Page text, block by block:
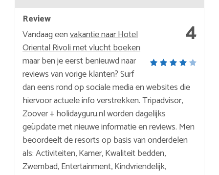
4
Review
Vandaag eenvakantie naar Hotel
Oriental Rivoli met vlucht boeken
maar ben je eerst benieuwd naar
reviews van vorige klanten? Surf
dan eens rond op sociale media en websites die
hiervoor actuele info verstrekken. Tripadvisor,
Zoover + holidayguru.nl worden dagelijks
geüpdate met nieuwe informatie en reviews. Men
beoordeelt de resorts op basis van onderdelen
als: Activiteiten, Kamer, Kwaliteit bedden,
Zwembad, Entertainment, Kindvriendelijk,